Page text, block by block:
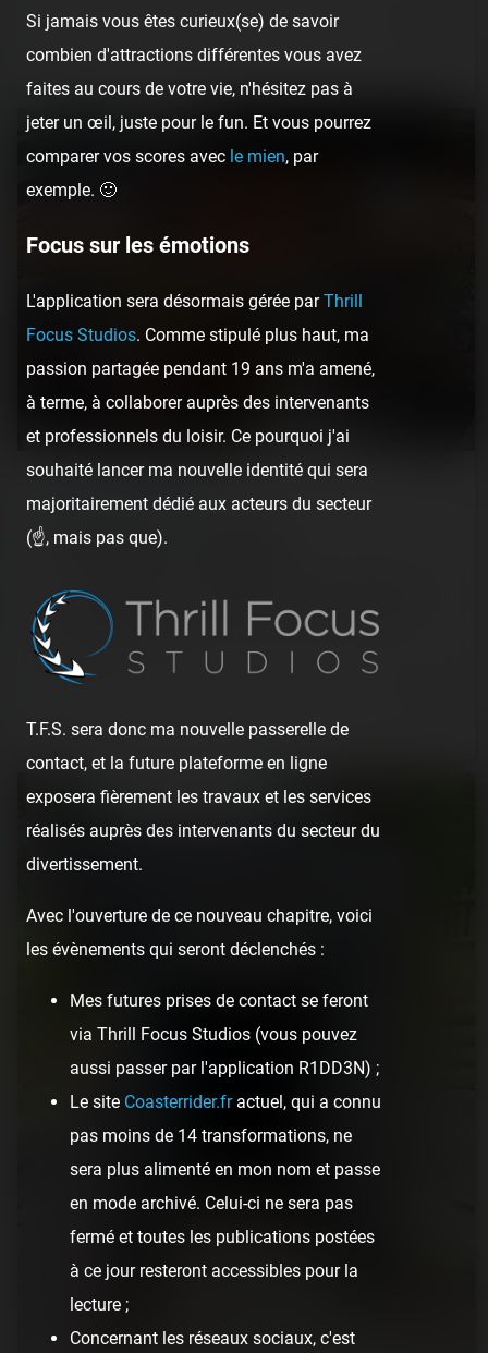
4 years ago
6 min.
REPORT / THEME PARK
Tivoli Gardens — 17 juin 2022
Je comprends pourquoi Disneyland tient son inspiration
de Tivoli Gardens… il est tellement beau, tellement bien,
qu'il en est devenu…
4 years ago
Si jamais vous êtes curieux(se) de savoir
combien d'attractions différentes vous avez
faites au cours de votre vie, n'hésitez pas à
jeter un œil, juste pour le fun. Et vous pourrez
comparer vos scores avec le mien, par
exemple. 🙂
Focus sur les émotions
L'application sera désormais gérée parThrill
Focus Studios. Comme stipulé plus haut, ma
passion partagée pendant 19 ans m'a amené,
à terme, à collaborer auprès des intervenants
et professionnels du loisir. Ce pourquoi j'ai
souhaité lancer ma nouvelle identité qui sera
majoritairement dédié aux acteurs du secteur
(☝️, mais pas que).
T.F.S. sera donc ma nouvelle passerelle de
contact, et la future plateforme en ligne
exposera fièrement les travaux et les services
réalisés auprès des intervenants du secteur du
divertissement.
Avec l'ouverture de ce nouveau chapitre, voici
les évènements qui seront déclenchés :
Mes futures prises de contact se feront
via Thrill Focus Studios (vous pouvez
aussi passer par l'application R1DD3N) ;
Le site Coasterrider.fractuel, qui a connu
pas moins de 14 transformations, ne
sera plus alimenté en mon nom et passe
en mode archivé. Celui-ci ne sera pas
fermé et toutes les publications postées
à ce jour resteront accessibles pour la
lecture ;
Concernant les réseaux sociaux, c'est